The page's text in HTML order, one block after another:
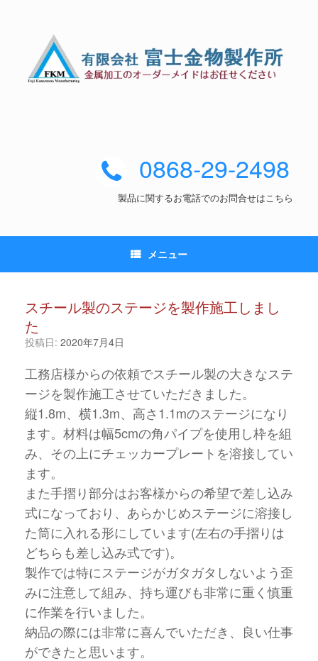
0868-29-2498
製品に関するお電話でのお問合せはこちら
メニュー
スチール製のステージを製作施工しまし
た
投稿日: 2020年7月4日
工務店様からの依頼でスチール製の大きなステ
ージを製作施工させていただきました。
縦1.8m、横1.3m、高さ1.1mのステージになり
ます。材料は幅5cmの角パイプを使用し枠を組
み、その上にチェッカープレートを溶接してい
ます。
また手摺り部分はお客様からの希望で差し込み
式になっており、あらかじめステージに溶接し
た筒に入れる形にしています(左右の手摺りは
どちらも差し込み式です)。
製作では特にステージがガタガタしないよう歪
みに注意して組み、持ち運びも非常に重く慎重
に作業を行いました。
納品の際には非常に喜んでいただき、良い仕事
ができたと思います。